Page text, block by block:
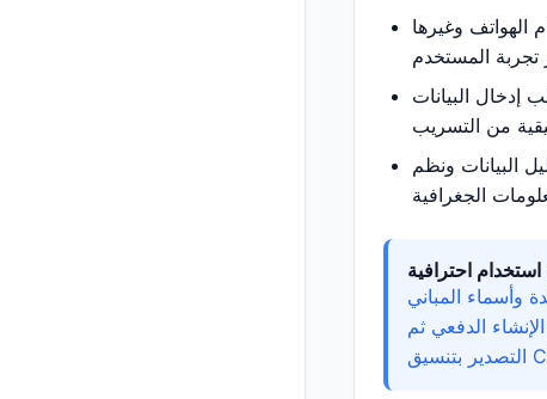
الهواتف وغيرها
إدخال البيانات
البيانات ونظم
احترافية
وأسماء المباني
الدفعي ثم